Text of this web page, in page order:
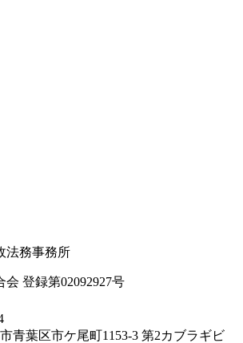
法務事務所
会 登録第02092927号
青葉区市ケ尾町1153-3 第2カブラギビ